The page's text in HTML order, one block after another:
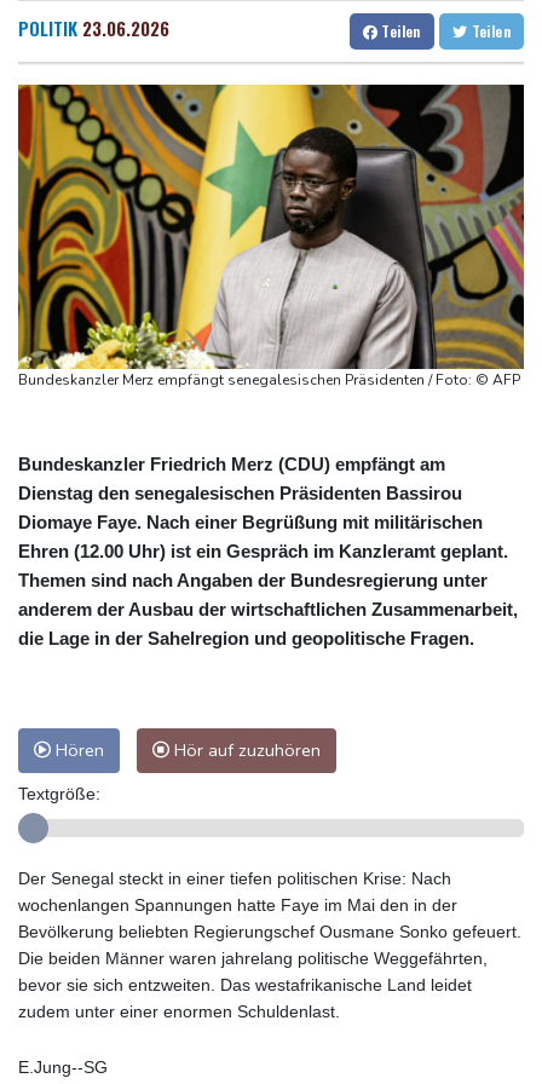
Dresden
Wien
29 °C
Salzburg
26 °C
Baden-Baden
24 °C
Beugehaft für Lina E.
Verweigerter Dopingtest: NADA will Vierjahressperre für Ansah
Medien: Türkischer Präsident Erdogan zu Dreiergipfel in Saudi-
Arabien eingetroffen
Deutsche Industrieproduktion zeigt sich widerstandsfähig -
Rekordstand bei Exporten
Weniger Falschgeld im ersten Halbjahr im Umlauf
Anhaltende Trockenheit: Rheinpegel bei Düsseldorf auf
historischem Tief
Urteil: Nähe zu Muslimbruderschaft kann Verbeamtung
entgegenstehen
POLITIK 23.06.2026 Teilen Teilen
Bundeskanzler Merz empfängt senegalesischen Präsidenten / Foto: © AFP
Bundeskanzler Friedrich Merz (CDU) empfängt am
Dienstag den senegalesischen Präsidenten Bassirou
Diomaye Faye. Nach einer Begrüßung mit militärischen
Ehren (12.00 Uhr) ist ein Gespräch im Kanzleramt geplant.
Themen sind nach Angaben der Bundesregierung unter
anderem der Ausbau der wirtschaftlichen Zusammenarbeit,
die Lage in der Sahelregion und geopolitische Fragen.
Hören Hör auf zuzuhören
Textgröße:
Der Senegal steckt in einer tiefen politischen Krise: Nach
wochenlangen Spannungen hatte Faye im Mai den in der
Bevölkerung beliebten Regierungschef Ousmane Sonko gefeuert.
Die beiden Männer waren jahrelang politische Weggefährten,
bevor sie sich entzweiten. Das westafrikanische Land leidet
zudem unter einer enormen Schuldenlast.
E.Jung--SG